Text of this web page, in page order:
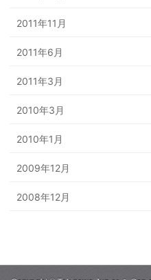
2011年11月
2011年6月
2011年3月
2010年3月
2010年1月
2009年12月
2008年12月